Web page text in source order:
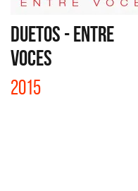
DUETOS - ENTRE
VOCES
2015